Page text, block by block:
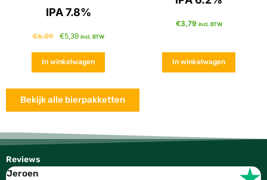
IPA 7.8%
€6,09 €5,39 incl. BTW
In winkelwagen
€3,79 incl. BTW
In winkelwagen
Bekijk alle bierpakketten
Reviews
Jeroen